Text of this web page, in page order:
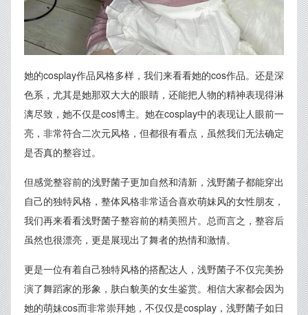
她的cosplay作品风格多样，我们来看看她的cos作品。还是深
色系，尤其是她那双大大的眼睛，还能把人物的精神表现得淋
漓尽致，她不仅是cos博主。她在cosplay中的表现让人眼前一
亮，非常符合二次元风格，但都很有看点，虽然我们无法确定
是否真的整容过。
但感觉整容前的浅野菌子更加自然和清新，浅野菌子都能穿出
自己的独特风格，整体风格非常适合喜欢萌妹风的女性朋友，
我们再来看看浅野菌子整容前的精美照片。总而言之，整容后
虽然也很漂亮，更是展现出了舞者的热情和激情。
更是一位有着自己独特风格的搭配达人，浅野菌子不仅完美扮
演了舞蹈家的形象，肤白貌美的女生鉴赏。相信大家都会因为
她的萌妹cos而非常崇拜她，不仅仅是cosplay，浅野菌子如日